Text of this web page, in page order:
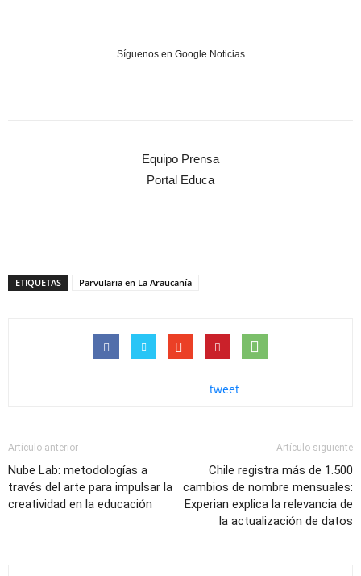
Síguenos en Google Noticias
Equipo Prensa
Portal Educa
ETIQUETAS Parvularia en La Araucanía
tweet
Artículo anterior
Nube Lab: metodologías a
través del arte para impulsar la
creatividad en la educación
Artículo siguiente
Chile registra más de 1.500
cambios de nombre mensuales:
Experian explica la relevancia de
la actualización de datos